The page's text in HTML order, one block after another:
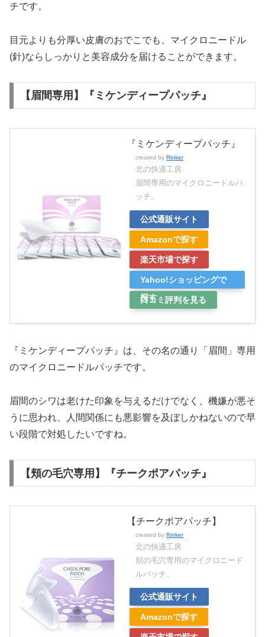
チです。
目元よりも分厚い皮膚のおでこでも、マイクロニードル
(針)ならしっかりと美容成分を届けることができます。
【眉間専用】『ミケンディープパッチ』
『ミケンディープパッチ』
created by Rinker
北の快適工房
眉間専用のマイクロニードルパ
ッチ。
公式通販サイト
Amazonで探す
楽天市場で探す
Yahoo!ショッピングで
探す
口コミ評判を見る
『ミケンディープパッチ』は、その名の通り「眉間」専用
のマイクロニードルパッチです。
眉間のシワは老けた印象を与えるだけでなく、機嫌が悪そ
うに思われ、人間関係にも悪影響を及ぼしかねないので早
い段階で対処したいですね。
【頬の毛穴専用】『チークポアパッチ』
【チークポアパッチ】
created by Rinker
北の快適工房
頬の毛穴専用のマイクロニード
ルパッチ。
公式通販サイト
Amazonで探す